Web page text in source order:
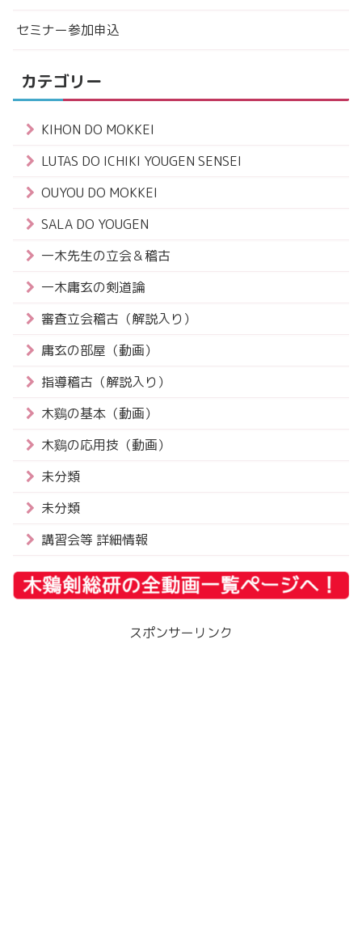
セミナー参加申込
カテゴリー
KIHON DO MOKKEI
LUTAS DO ICHIKI YOUGEN SENSEI
OUYOU DO MOKKEI
SALA DO YOUGEN
一木先生の立会＆稽古
一木庸玄の剣道論
審査立会稽古（解説入り）
庸玄の部屋（動画）
指導稽古（解説入り）
木鷄の基本（動画）
木鷄の応用技（動画）
未分類
未分類
講習会等 詳細情報
スポンサーリンク